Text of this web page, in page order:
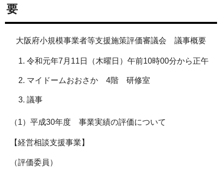
要
大阪府小規模事業者等支援施策評価審議会 議事概要
令和元年7月11日（木曜日）午前10時00分から正午
マイドームおおさか 4階 研修室
議事
（1）平成30年度 事業実績の評価について
【経営相談支援事業】
（評価委員）